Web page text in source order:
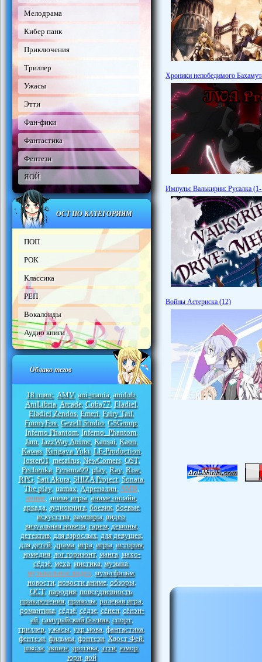
Мелодрама
Кибер панк
Приключения
Триллер
Ужасы
Этти
Фан-фики
Фантастика
Фентези
ЯОЙ
ОСТ ПО КАТЕГОРИЯМ
ПОП
РОК
Классика
РЕП
Вокалоиды
Аудио книги
Облако тегов
18 плюс, AMV, ani-mania, anidub,
AniLibria, Arcade, Cuba77, Eladiel,
Eladiel Zendos, Emeri, Fairy Tail,
FunnyFox, Gezell Studio, GSGroup,
Inferno Phantom, Inferno_Phantom,
Jam, JazzWay Anime, Kansai, Kaon,
Kawas, Kirigava Yuki, LE-Production,
loster01, metalrus, NewComers, OST,
Pechenka, Persona99, play, Ray, Rise,
RPG, Sati Akura, SHIZA Project, Sonata,
The play, uamax, Адреналин, АМВ
аниме аниме игры, аниме онлайн,
аркада, аудиокнига, боевик, боевые
искусства, вампиры, видео,
визуальная новела, гарем, демоны,
детектив, для взрослых, для девушек,
для детей, драма, игра, игры, история,
комедия, лог горизонт, манга, махо-
сёдзё, меха, мистика, музыка,
музыкальное видео мультфильм,
новости, новости аниме, обзоры,
ОСТ, пародия, повседневность,
приключения, приколы, ролевая игра,
романтика, сёдзё, сёдзе, сёнен, сёнэн-
ай, самурайский боевик, спорт,
триллер, ужасы, укр мова, фантастика,
фентези, фильмы, фэнтези, Хвост Фей,
школа, экшен, эротика, этти, юмор,
юри, яой
Хроники непобедимого
Импульс Валькирии: Русалка
Войны Астериска (12)